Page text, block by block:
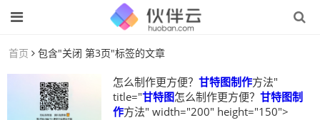
首页 包含"关闭 第3页"标签的文章
怎么制作更方便？ 甘特图制作方法"
title="甘特图怎么制作更方便？ 甘特图制
作方法" width="200" height="150">